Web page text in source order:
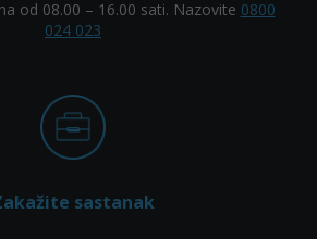
od 08.00 – 16.00 sati. Nazovite 0800
024 023
sastanak